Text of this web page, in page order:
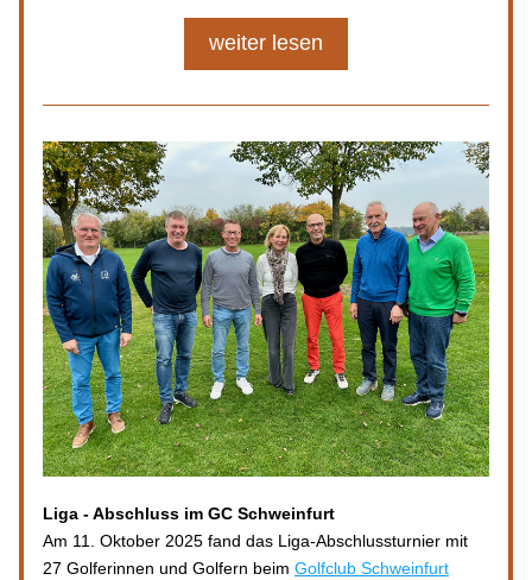
weiter lesen
Liga - Abschluss im GC Schweinfurt
Am 11. Oktober 2025 fand das Liga-Abschlussturnier mit
27 Golferinnen und Golfern beim Golfclub Schweinfurt